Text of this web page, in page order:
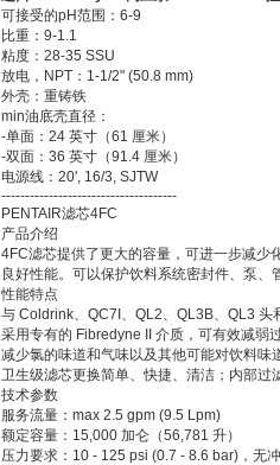
可接受的pH范围：6-9
比重：9-1.1
粘度：28-35 SSU
放电，NPT：1-1/2" (50.8 mm)
外壳：重铸铁
min油底壳直径：
-单面：24 英寸（61 厘米）
-双面：36 英寸（91.4 厘米）
电源线：20', 16/3, SJTW
-------------------------------------
PENTAIR滤芯4FC
产品介绍
4FC滤芯提供了更大的容量，可进一步减少
良好性能。可以保护饮料系统密封件、泵
性能特点
与 Coldrink、QC7I、QL2、QL3B、QL3 头
采用专有的 Fibredyne II 介质，可有效减弱
减少氯的味道和气味以及其他可能对饮料味
卫生级滤芯更换简单、快捷、清洁；内部过
技术参数
服务流量：max 2.5 gpm (9.5 Lpm)
额定容量：15,000 加仑（56,781 升）
压力要求：10 - 125 psi (0.7 - 8.6 bar)，无